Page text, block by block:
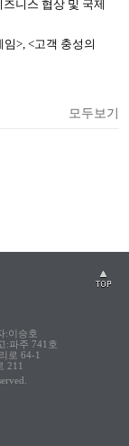
니스 협상 및 국제
>, <고객 충성의
모두보기
:이승호
:파주 741호
로 64-1
211